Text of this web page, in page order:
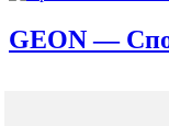
GEON —